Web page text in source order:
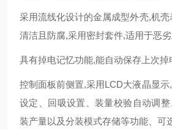
采用流线化设计的金属成型外壳,机
清洁且防腐,采用密封套件,适用于恶
具有掉电记忆功能,能自动保存上次掉
控制面板前侧置,采用LCD大液晶显
设定、回吸设置、装量校验自动调
装产量以及分装模式存储等功能、可